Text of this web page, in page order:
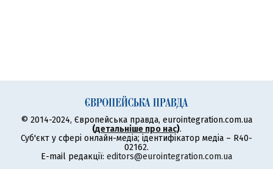
© 2014-2024, Європейська правда, eurointegration.com.ua
(детальніше про нас).
Суб'єкт у сфері онлайн-медіа; ідентифікатор медіа – R40-
02162.
E-mail редакції: editors@eurointegration.com.ua